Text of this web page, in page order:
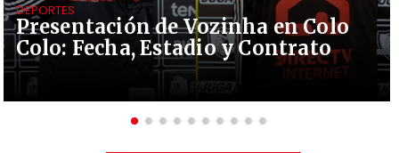
Presentación de Vozinha en Colo
Colo: Fecha, Estadio y Contrato
DEPORTES